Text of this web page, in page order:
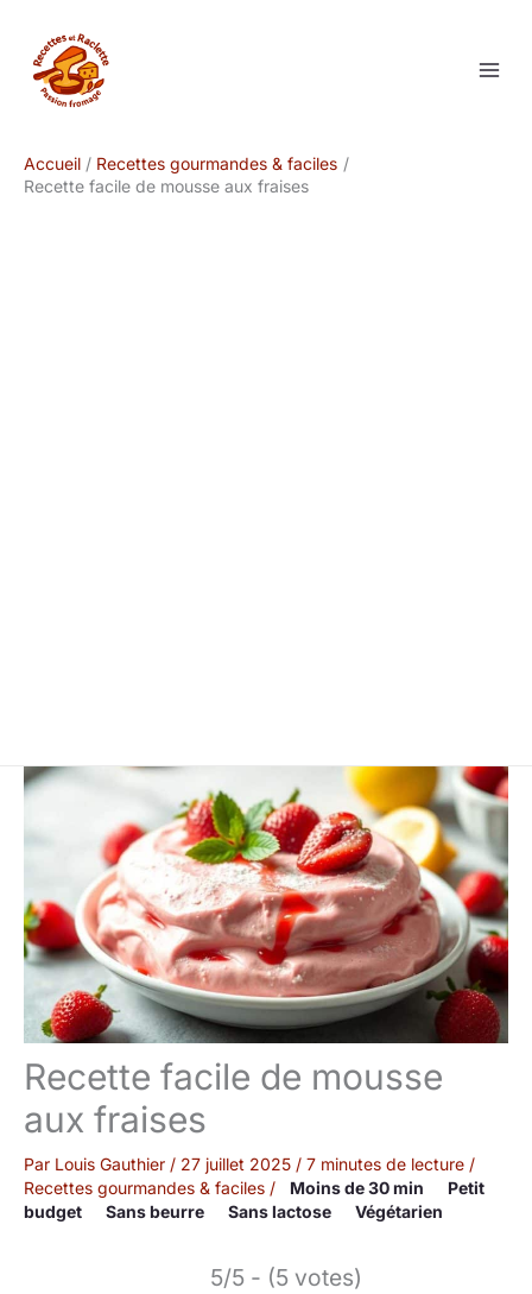
contenu
Accueil
Recettes gourmandes & faciles
Recette facile de mousse aux fraises
Recette facile de mousse
aux fraises
Par Louis Gauthier / 27 juillet 2025 / 7 minutes de lecture /
Recettes gourmandes & faciles / Moins de 30 min
Petit
budget
Sans beurre Sans lactose Végétarien
5/5 - (5 votes)